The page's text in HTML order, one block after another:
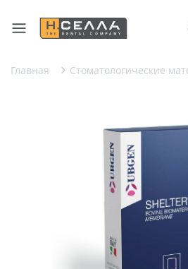
Главная Стоматологические